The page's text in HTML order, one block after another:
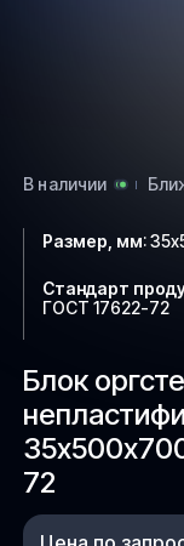
В наличии
Блок
72
Размер, мм:
Стандарт
ГОСТ 17622-72